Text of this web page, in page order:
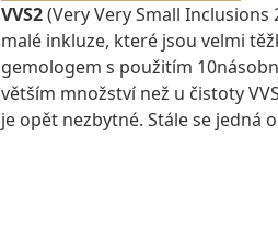
VVS2(Very Very Small
malé inkluze, které jsou velmi
gemologem s použitím
větším množství než u čistoty
je opět nezbytné. Stále se jedná